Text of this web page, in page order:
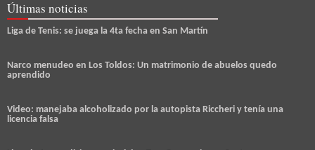
Últimas noticias
Liga de Tenis: se juega la 4ta fecha en San Martín
Narco menudeo en Los Toldos: Un matrimonio de abuelos quedo
aprendido
Video: manejaba alcoholizado por la autopista Riccheri y tenía una
licencia falsa